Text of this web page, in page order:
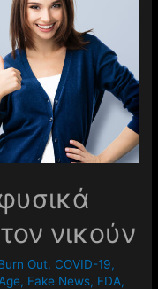
νικούν
Out, COVID-19,
, Fake News, FDA,